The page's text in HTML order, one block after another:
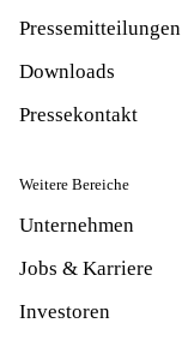
Pressemitteilungen
Downloads
Pressekontakt
Weitere Bereiche
Unternehmen
Jobs & Karriere
Investoren